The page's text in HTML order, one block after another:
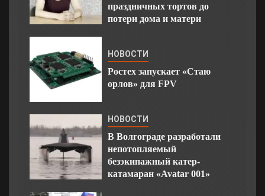
праздничных тортов до
потери дома и матери
НОВОСТИ
Ростех запускает «Стаю
орлов» для FPV
НОВОСТИ
В Волгограде разработали
непотопляемый
безэкипажный катер-
катамаран «Avatar 001»